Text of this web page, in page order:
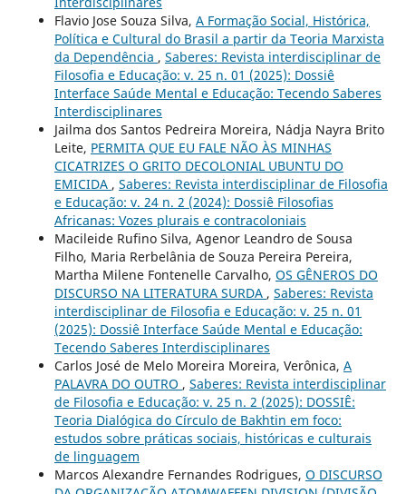
Flavio Jose Souza Silva, A Formação Social, Histórica,
Política e Cultural do Brasil a partir da Teoria Marxista
da Dependência , Saberes: Revista interdisciplinar de
Filosofia e Educação: v. 25 n. 01 (2025): Dossiê
Interface Saúde Mental e Educação: Tecendo Saberes
Interdisciplinares
Jailma dos Santos Pedreira Moreira, Nádja Nayra Brito
Leite, PERMITA QUE EU FALE NÃO ÀS MINHAS
CICATRIZES O GRITO DECOLONIAL UBUNTU DO
EMICIDA , Saberes: Revista interdisciplinar de Filosofia
e Educação: v. 24 n. 2 (2024): Dossiê Filosofias
Africanas: Vozes plurais e contracoloniais
Macileide Rufino Silva, Agenor Leandro de Sousa
Filho, Maria Rerbelânia de Souza Pereira Pereira,
Martha Milene Fontenelle Carvalho, OS GÊNEROS DO
DISCURSO NA LITERATURA SURDA , Saberes: Revista
interdisciplinar de Filosofia e Educação: v. 25 n. 01
(2025): Dossiê Interface Saúde Mental e Educação:
Tecendo Saberes Interdisciplinares
Carlos José de Melo Moreira Moreira, Verônica, A
PALAVRA DO OUTRO , Saberes: Revista interdisciplinar
de Filosofia e Educação: v. 25 n. 2 (2025): DOSSIÊ:
Teoria Dialógica do Círculo de Bakhtin em foco:
estudos sobre práticas sociais, históricas e culturais
de linguagem
Marcos Alexandre Fernandes Rodrigues, O DISCURSO